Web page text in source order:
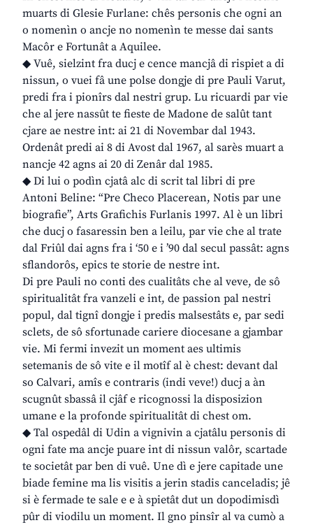
muarts di Glesie Furlane: chês personis che ogni an
o nomenìn o ancje no nomenìn te messe dai sants
Macôr e Fortunât a Aquilee.
◆ Vuê, sielzint fra ducj e cence mancjâ di rispiet a di
nissun, o vuei fâ une polse dongje di pre Pauli Varut,
predi fra i pionîrs dal nestri grup. Lu ricuardi par vie
che al jere nassût te fieste de Madone de salût tant
cjare ae nestre int: ai 21 di Novembar dal 1943.
Ordenât predi ai 8 di Avost dal 1967, al sarès muart a
nancje 42 agns ai 20 di Zenâr dal 1985.
◆ Di lui o podìn cjatâ alc di scrit tal libri di pre
Antoni Beline: “Pre Checo Placerean, Notis par une
biografie”, Arts Grafichis Furlanis 1997. Al è un libri
che ducj o fasaressin ben a leilu, par vie che al trate
dal Friûl dai agns fra i ‘50 e i ’90 dal secul passât: agns
sflandorôs, epics te storie de nestre int.
Di pre Pauli no conti des cualitâts che al veve, de sô
spiritualitât fra vanzeli e int, de passion pal nestri
popul, dal tignî dongje i predis malsestâts e, par sedi
sclets, de sô sfortunade cariere diocesane a gjambar
vie. Mi fermi invezit un moment aes ultimis
setemanis de sô vite e il motîf al è chest: devant dal
so Calvari, amîs e contraris (indi veve!) ducj a àn
scugnût sbassâ il cjâf e ricognossi la disposizion
umane e la profonde spiritualitât di chest om.
◆ Tal ospedâl di Udin a vignivin a cjatâlu personis di
ogni fate ma ancje puare int di nissun valôr, scartade
te societât par ben di vuê. Une dì e jere capitade une
biade femine ma lis visitis a jerin stadis canceladis; jê
si è fermade te sale e e à spietât dut un dopodimisdì
pûr di viodilu un moment. Il gno pinsîr al va cumò a